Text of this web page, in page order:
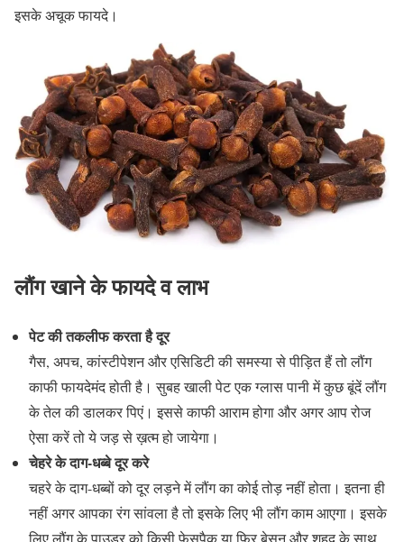
इसके अचूक फायदे।
लौंग खाने के फायदे व लाभ
पेट की तकलीफ करता है दूर
गैस, अपच, कांस्टीपेशन और एसिडिटी की समस्या से पीड़ित हैं तो लौंग
काफी फायदेमंद होती है। सुबह खाली पेट एक ग्लास पानी में कुछ बूंदें लौंग
के तेल की डालकर पिएं। इससे काफी आराम होगा और अगर आप रोज
ऐसा करें तो ये जड़ से ख़त्म हो जायेगा।
चेहरे के दाग-धब्‍बे दूर करे
चहरे के दाग-धब्बों को दूर लड़ने में लौंग का कोई तोड़ नहीं होता। इतना ही
नहीं अगर आपका रंग सांवला है तो इसके लिए भी लौंग काम आएगा। इसके
लिए लौंग के पाउडर को किसी फेसपैक या फिर बेसन और शहद के साथ